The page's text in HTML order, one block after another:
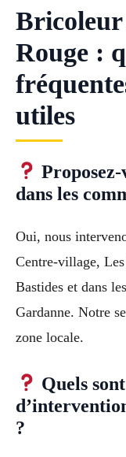
Bricoleur
Rouge :
utiles
dans les
Oui, nous
Centre-village,
Bastides et dans
Gardanne. Notre
zone locale.
Quels
?